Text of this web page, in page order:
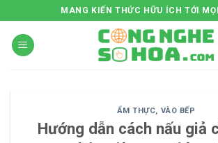
to
content
MANG KIẾN THỨC HỮU ÍCH TỚI
ẨM THỰC, VÀO BẾP
Hướng dẫn cách nấu giả